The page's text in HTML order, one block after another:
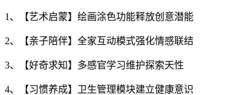
1、【艺术启蒙】绘画涂色功能释放创意潜能
2、【亲子陪伴】全家互动模式强化情感联结
3、【好奇求知】多感官学习维护探索天性
4、【习惯养成】卫生管理模块建立健康意识